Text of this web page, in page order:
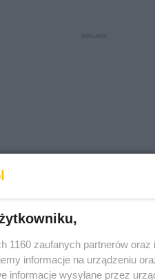
w budynkach jest jedną
powietrza przez
1160 zaufanych partnerów
informacje na urządzeniu
informacje wysyłane przez